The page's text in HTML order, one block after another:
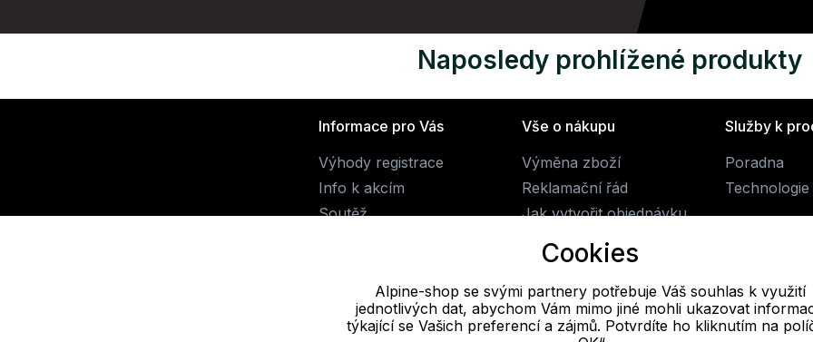
Naposledy prohlížené produkty
Informace pro Vás
Výhody registrace
Info k akcím
Soutěž
Vše o nákupu
Výměna zboží
Reklamační řád
Jak vytvořit objednávku
Obchodní podmínky
Doprava
Služby k
Poradna
E-mail
Cookies
Alpine-shop se svými partnery potřebuje Váš souhlas k využití
jednotlivých dat, abychom Vám mimo jiné mohli ukazovat
týkající se Vašich preferencí a zájmů. Potvrdíte ho kliknutím na